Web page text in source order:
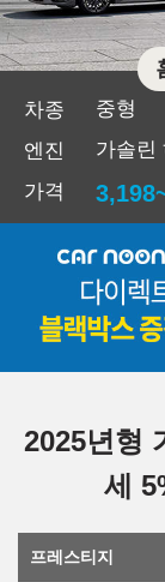
차종
중형
엔진
가솔린
가격
2025년형
세
프레스티지